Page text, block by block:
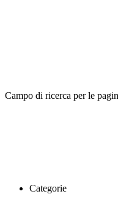
Campo di ricerca per le
Categorie